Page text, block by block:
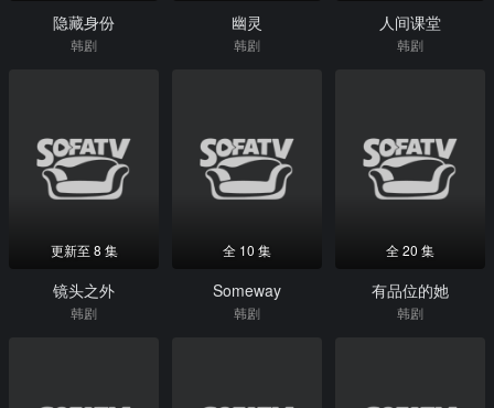
隐藏身份
韩剧
幽灵
韩剧
人间课堂
韩剧
更新至 8 集
镜头之外
韩剧
全 10 集
Someway
韩剧
全 20 集
有品位的她
韩剧